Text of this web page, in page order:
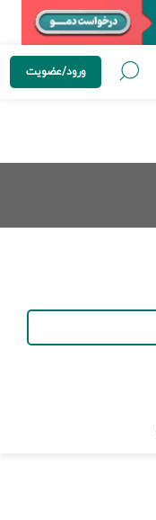
ورود/عضویت